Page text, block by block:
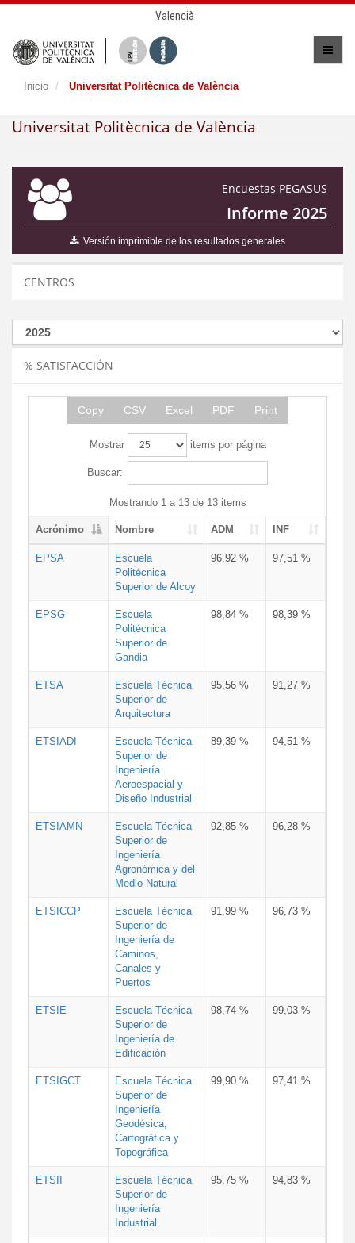
Valencià
Inicio Universitat Politècnica de València
Universitat Politècnica de València
Encuestas PEGASUS
Informe 2025
Versión imprimible de los resultados generales
CENTROS
% SATISFACCIÓN
Copy CSV Excel PDF Print
Mostrar items por página
Buscar:
Mostrando 1 a 13 de 13 items
Acrónimo Nombre ADM INF
EPSA
Escuela
Politécnica
Superior de Alcoy
96,92 % 97,51 %
EPSG
Escuela
Politécnica
Superior de
Gandia
98,84 % 98,39 %
ETSA
Escuela Técnica
Superior de
Arquitectura
95,56 % 91,27 %
ETSIADI
Escuela Técnica
Superior de
Ingeniería
Aeroespacial y
Diseño Industrial
89,39 % 94,51 %
ETSIAMN
Escuela Técnica
Superior de
Ingeniería
Agronómica y del
Medio Natural
92,85 % 96,28 %
ETSICCP
Escuela Técnica
Superior de
Ingeniería de
Caminos,
Canales y
Puertos
91,99 % 96,73 %
ETSIE
Escuela Técnica
Superior de
Ingeniería de
Edificación
98,74 % 99,03 %
ETSIGCT
Escuela Técnica
Superior de
Ingeniería
Geodésica,
Cartográfica y
Topográfica
99,90 % 97,41 %
ETSII
Escuela Técnica
Superior de
Ingeniería
Industrial
95,75 % 94,83 %